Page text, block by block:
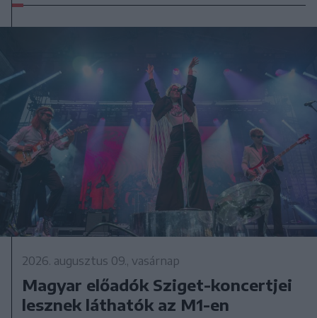
2026. augusztus 09., vasárnap
Magyar előadók Sziget-koncertjei
lesznek láthatók az M1-en